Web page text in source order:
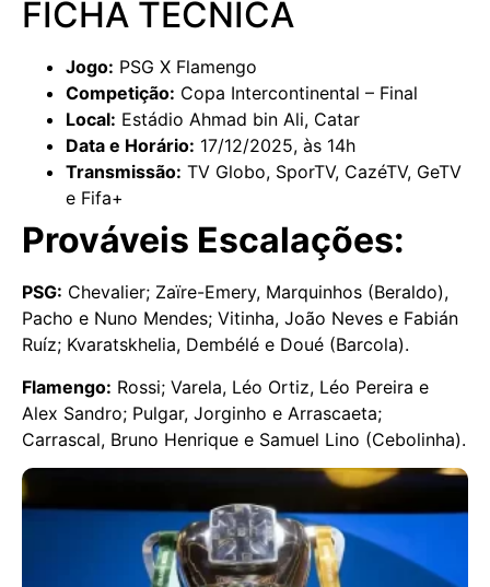
FICHA TÉCNICA
Jogo: PSG X Flamengo
Competição: Copa Intercontinental – Final
Local: Estádio Ahmad bin Ali, Catar
Data e Horário: 17/12/2025, às 14h
Transmissão: TV Globo, SporTV, CazéTV, GeTV
e Fifa+
Prováveis Escalações:
PSG: Chevalier; Zaïre-Emery, Marquinhos (Beraldo),
Pacho e Nuno Mendes; Vitinha, João Neves e Fabián
Ruíz; Kvaratskhelia, Dembélé e Doué (Barcola).
Flamengo: Rossi; Varela, Léo Ortiz, Léo Pereira e
Alex Sandro; Pulgar, Jorginho e Arrascaeta;
Carrascal, Bruno Henrique e Samuel Lino (Cebolinha).